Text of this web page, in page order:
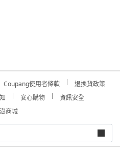
Coupang使用者條款
退換貨政策
安心購物
資訊安全
商城